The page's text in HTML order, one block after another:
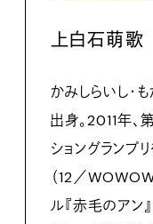
上白石萌歌
かみしらいし・
出身。2011年、
ショングランプ
（12／
ル『赤毛のアン